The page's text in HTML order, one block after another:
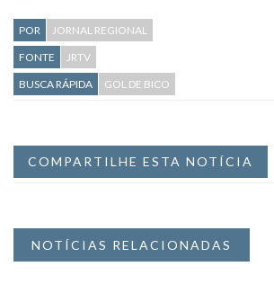
POR
JORNAL REGIONAL
FONTE
JRTV
BUSCA RÁPIDA
GOL DE BICO
COMPARTILHE ESTA NOTÍCIA
NOTÍCIAS RELACIONADAS